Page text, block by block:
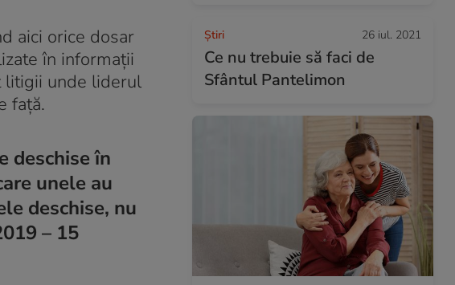
aici orice dosar
în informații
litigii unde liderul
față.
deschise în
unele au
deschise, nu
– 15
Ştiri 26 iul. 2021
Ce nu trebuie să faci de
Sfântul Pantelimon